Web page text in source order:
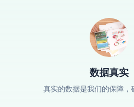
数据真实
真实的数据是我们的保障，